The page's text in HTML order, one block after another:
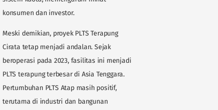
konsumen dan investor.
Meski demikian, proyek PLTS Terapung
Cirata tetap menjadi andalan. Sejak
beroperasi pada 2023, fasilitas ini menjadi
PLTS terapung terbesar di Asia Tenggara.
Pertumbuhan PLTS Atap masih positif,
terutama di industri dan bangunan